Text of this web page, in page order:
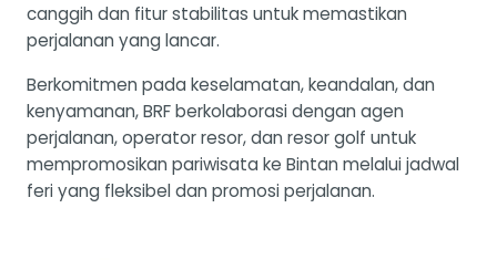
canggih dan fitur stabilitas untuk memastikan
perjalanan yang lancar.
Berkomitmen pada keselamatan, keandalan, dan
kenyamanan, BRF berkolaborasi dengan agen
perjalanan, operator resor, dan resor golf untuk
mempromosikan pariwisata ke Bintan melalui jadwal
feri yang fleksibel dan promosi perjalanan.